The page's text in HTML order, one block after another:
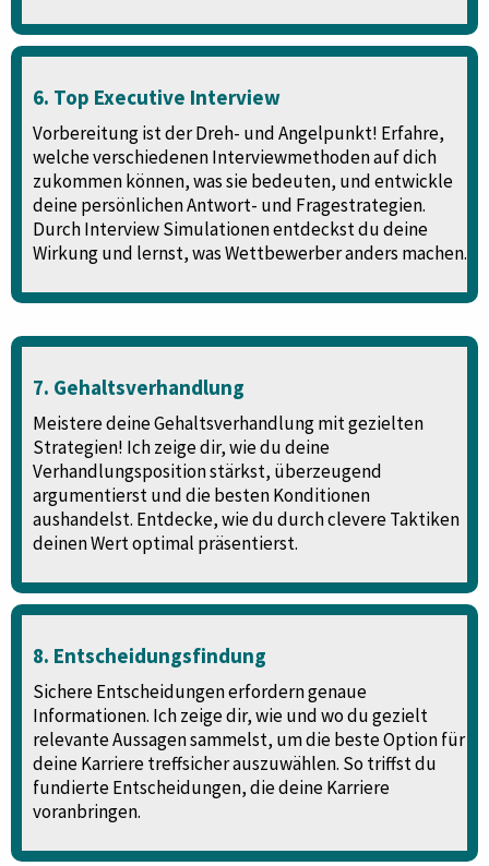
6. Top Executive Interview
Vorbereitung ist der Dreh- und Angelpunkt! Erfahre,
welche verschiedenen Interviewmethoden auf dich
zukommen können, was sie bedeuten, und entwickle
deine persönlichen Antwort- und Fragestrategien.
Durch Interview Simulationen entdeckst du deine
Wirkung und lernst, was Wettbewerber anders machen.
7. Gehaltsverhandlung
Meistere deine Gehaltsverhandlung mit gezielten
Strategien! Ich zeige dir, wie du deine
Verhandlungsposition stärkst, überzeugend
argumentierst und die besten Konditionen
aushandelst. Entdecke, wie du durch clevere Taktiken
deinen Wert optimal präsentierst.
8. Entscheidungsfindung
Sichere Entscheidungen erfordern genaue
Informationen. Ich zeige dir, wie und wo du gezielt
relevante Aussagen sammelst, um die beste Option für
deine Karriere treffsicher auszuwählen. So triffst du
fundierte Entscheidungen, die deine Karriere
voranbringen.